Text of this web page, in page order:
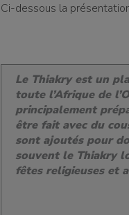
Ci-dessous la
Le Thiakry est un
toute l’Afrique de
principalement
être fait avec du
sont ajoutés pour
souvent le Thiakry
fêtes religieuses et